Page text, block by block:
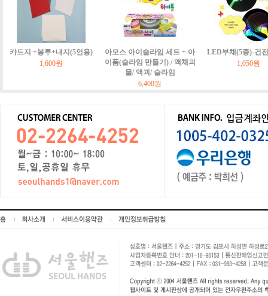
카드지 +봉투+내지(5인용)
1,600원
아모스 아이슬라임 세트 + 아
이폼(슬라임 만들기) / 액체괴
물/ 액괴/ 슬라임
6,400원
LED부채(5종)-건
1,050원